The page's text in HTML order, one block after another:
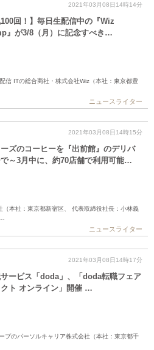
2021年03月08日14時14分
100回！】毎日生配信中の『Wiz
』が3/8（月）に記念すべき…
信 ITの総合商社・株式会社Wiz（本社：東京都豊
ニュースライター
2021年03月08日14時15分
ズのコーヒーを『出前館』のデリバ
で～3月中に、約70店舗で利用可能…
（本社：東京都新宿区、 代表取締役社長：小林義
ニュースライター
2021年03月08日14時17分
ービス「doda」、「doda転職フェア
クト オンライン」開催 …
プのパーソルキャリア株式会社（本社：東京都千